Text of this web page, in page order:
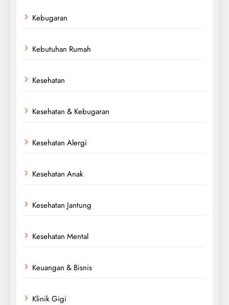
Kebugaran
Kebutuhan Rumah
Kesehatan
Kesehatan & Kebugaran
Kesehatan Alergi
Kesehatan Anak
Kesehatan Jantung
Kesehatan Mental
Keuangan & Bisnis
Klinik Gigi